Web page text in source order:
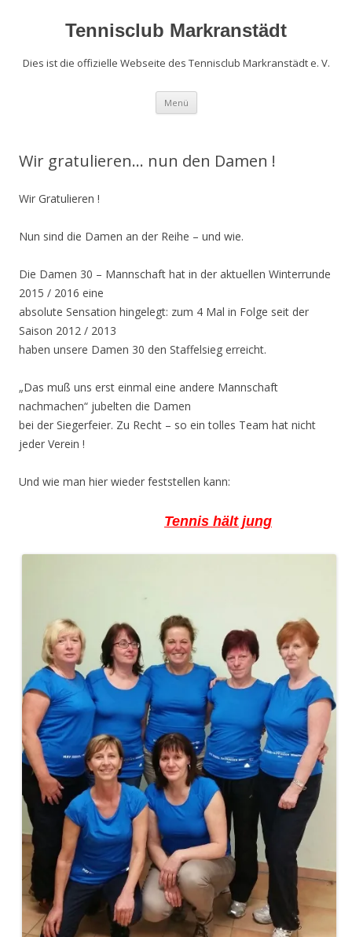
Tennisclub Markranstädt
Dies ist die offizielle Webseite des Tennisclub Markranstädt e. V.
Menü
Wir gratulieren… nun den Damen !
Wir Gratulieren !
Nun sind die Damen an der Reihe – und wie.
Die Damen 30 – Mannschaft hat in der aktuellen Winterrunde
2015 / 2016 eine
absolute Sensation hingelegt: zum 4 Mal in Folge seit der
Saison 2012 / 2013
haben unsere Damen 30 den Staffelsieg erreicht.
„Das muß uns erst einmal eine andere Mannschaft
nachmachen“ jubelten die Damen
bei der Siegerfeier. Zu Recht – so ein tolles Team hat nicht
jeder Verein !
Und wie man hier wieder feststellen kann:
Tennis hält jung